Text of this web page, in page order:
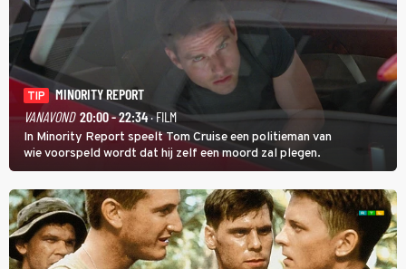
TIP
MINORITY REPORT
VANAVOND 20:00 - 22:34· FILM
In Minority Report speelt Tom Cruise een politieman van
wie voorspeld wordt dat hij zelf een moord zal plegen.